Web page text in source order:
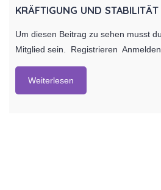
KRÄFTIGUNG UND STABILITÄT
Um diesen Beitrag zu sehen musst
Mitglied sein. Registrieren Anmelden
Weiterlesen